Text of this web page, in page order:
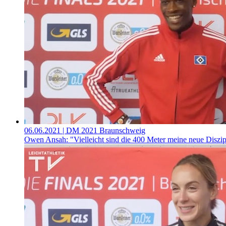
06.06.2021 | DM 2021 Braunschweig
Owen Ansah: "Vielleicht sind die 400 Meter meine neue